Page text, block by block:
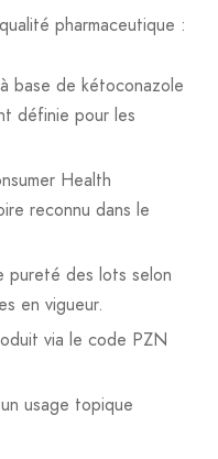
pharmaceutique :
base de kétoconazole
définie pour les
Health
reconnu dans le
des lots selon
en vigueur.
via le code PZN
usage topique